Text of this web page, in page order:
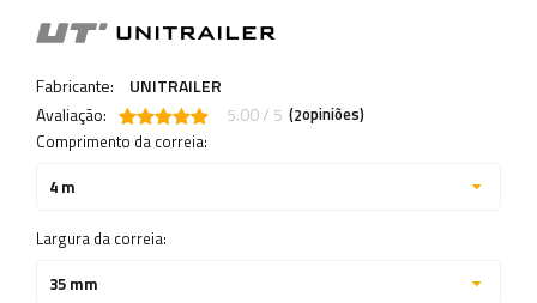
Fabricante:
UNITRAILER
Avaliação:
5.00 / 5 (2opiniões)
Comprimento da correia:
4 m
Largura da correia:
35 mm